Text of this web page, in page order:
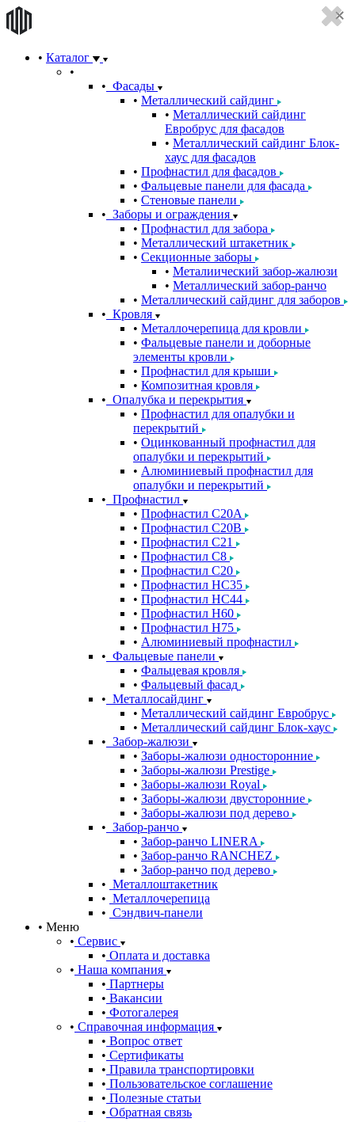
Каталог
Фасады
Металлический сайдинг
Металлический сайдинг
Евробрус для фасадов
Металлический сайдинг Блок-
хаус для фасадов
Профнастил для фасадов
Фальцевые панели для фасада
Стеновые панели
Заборы и ограждения
Профнастил для забора
Металлический штакетник
Секционные заборы
Металиический забор-жалюзи
Металлический забор-ранчо
Металлический сайдинг для заборов
Кровля
Металлочерепица для кровли
Фальцевые панели и доборные
элементы кровли
Профнастил для крыши
Композитная кровля
Опалубка и перекрытия
Профнастил для опалубки и
перекрытий
Оцинкованный профнастил для
опалубки и перекрытий
Алюминиевый профнастил для
опалубки и перекрытий
Профнастил
Профнастил С20A
Профнастил С20B
Профнастил С21
Профнастил С8
Профнастил С20
Профнастил НС35
Профнастил НС44
Профнастил Н60
Профнастил Н75
Алюминиевый профнастил
Фальцевые панели
Фальцевая кровля
Фальцевый фасад
Металлосайдинг
Металлический сайдинг Евробрус
Металлический сайдинг Блок-хаус
Забор-жалюзи
Заборы-жалюзи односторонние
Заборы-жалюзи Prestige
Заборы-жалюзи Royal
Заборы-жалюзи двусторонние
Заборы-жалюзи под дерево
Забор-ранчо
Забор-ранчо LINERA
Забор-ранчо RANCHEZ
Забор-ранчо под дерево
Металлоштакетник
Металлочерепица
Сэндвич-панели
Меню
Сервис
Оплата и доставка
Наша компания
Партнеры
Вакансии
Фотогалерея
Справочная информация
Вопрос ответ
Сертификаты
Правила транспортировки
Пользовательское соглашение
Полезные статьи
Обратная связь